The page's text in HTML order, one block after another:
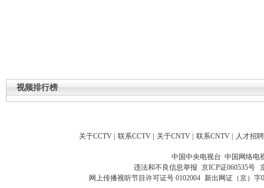
视频排行榜
关于CCTV | 联系CCTV | 关于CNTV | 联系CNTV | 人才招聘
中国中央电视台 中国网络电
违法和不良信息举报 京ICP证060535号
网上传播视听节目许可证号 0102004 新出网证（京）